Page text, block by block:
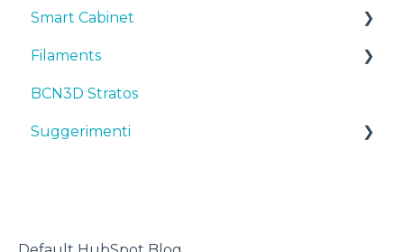
Smart Cabinet
Manuals & Downloads
First steps
Maintenance
Filaments
Suggerimenti
TPU
BCN3D Stratos
Suggerimenti